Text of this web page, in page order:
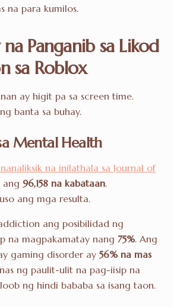
na para kumilos.
Panganib sa Likod
sa Roblox
ay higit pa sa screen time.
banta sa buhay.
Mental Health
na inilathala sa Journal of
ang 96,158 na kabataan.
ang mga resulta.
ang posibilidad ng
na magpakamatay nang 75%. Ang
gaming disorder ay 56% na mas
ng paulit-ulit na pag-iisip na
ng hindi bababa sa isang taon.